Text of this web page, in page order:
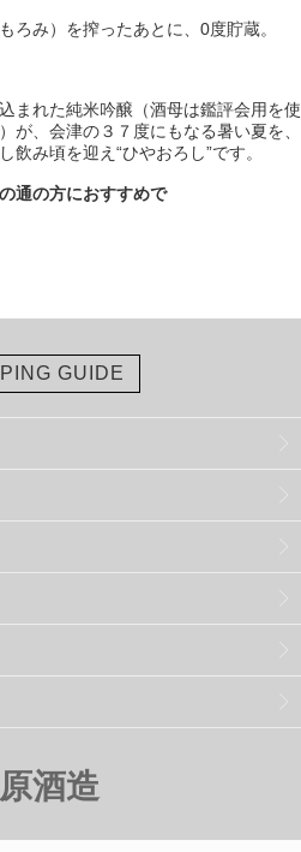
ろみ）を搾ったあとに、0度貯蔵。
まれた純米吟醸（酒母は鑑評会用を使
が、会津の３７度にもなる暑い夏を、
み頃を迎え“ひやおろし”です。
通の方におすすめで
GUIDE
酒造